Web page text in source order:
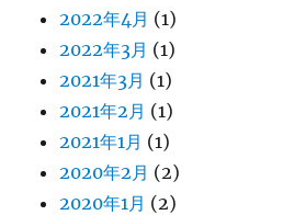
2022年4月 (1)
2022年3月 (1)
2021年3月 (1)
2021年2月 (1)
2021年1月 (1)
2020年2月 (2)
2020年1月 (2)